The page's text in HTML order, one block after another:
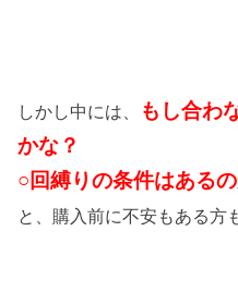
しかし中には、
もし合わ
かな？
○回縛りの条件はある
と、購入前に不安もある方